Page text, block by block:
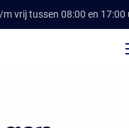
vrij tussen 08:00 en 17:00